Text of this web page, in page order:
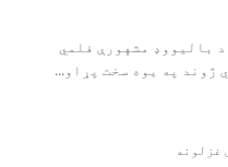
شنبه، د زمري/ اسد ۱۳ مه) د بالیووډ مشهورې فلمي
ژوند په یوه سخت پړاو...